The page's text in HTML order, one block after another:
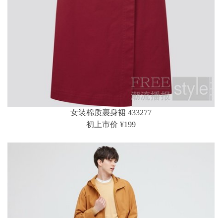
女装棉质裹身裙 433277
初上市价 ¥199